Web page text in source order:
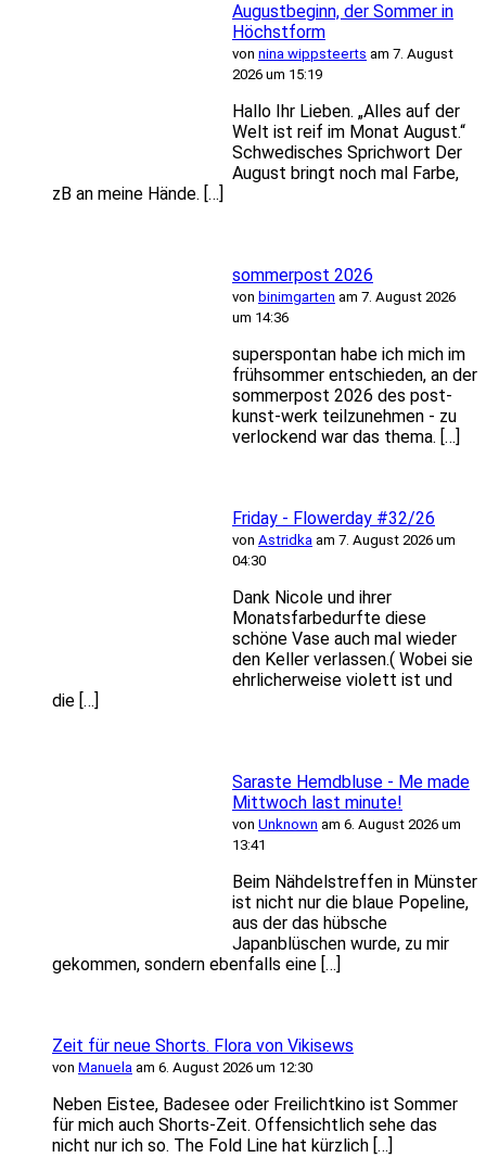
Augustbeginn, der Sommer in
Höchstform
von nina wippsteerts am 7. August
2026 um 15:19
Hallo Ihr Lieben. „Alles auf der
Welt ist reif im Monat August.“
Schwedisches Sprichwort Der
August bringt noch mal Farbe,
zB an meine Hände. […]
sommerpost 2026
von binimgarten am 7. August 2026
um 14:36
superspontan habe ich mich im
frühsommer entschieden, an der
sommerpost 2026 des post-
kunst-werk teilzunehmen - zu
verlockend war das thema. […]
Friday - Flowerday #32/26
von Astridka am 7. August 2026 um
04:30
Dank Nicole und ihrer
Monatsfarbedurfte diese
schöne Vase auch mal wieder
den Keller verlassen.( Wobei sie
ehrlicherweise violett ist und
die […]
Saraste Hemdbluse - Me made
Mittwoch last minute!
von Unknown am 6. August 2026 um
13:41
Beim Nähdelstreffen in Münster
ist nicht nur die blaue Popeline,
aus der das hübsche
Japanblüschen wurde, zu mir
gekommen, sondern ebenfalls eine […]
Zeit für neue Shorts. Flora von Vikisews
von Manuela am 6. August 2026 um 12:30
Neben Eistee, Badesee oder Freilichtkino ist Sommer
für mich auch Shorts-Zeit. Offensichtlich sehe das
nicht nur ich so. The Fold Line hat kürzlich […]